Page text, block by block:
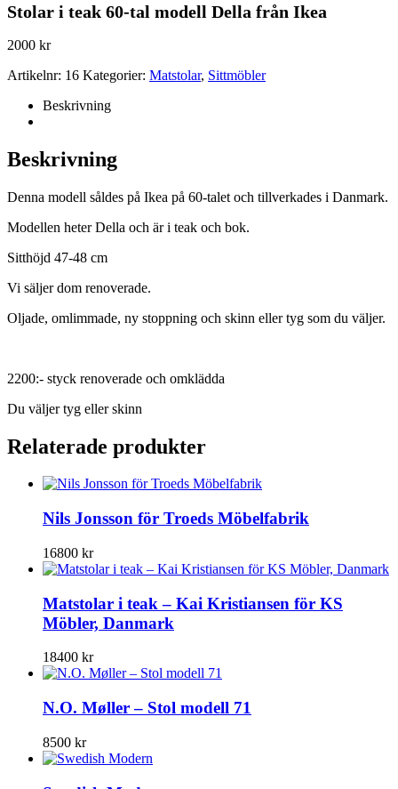
Stolar i teak 60-tal modell Della från Ikea
2000 kr
Artikelnr: 16 Kategorier: Matstolar, Sittmöbler
Beskrivning
Beskrivning
Denna modell såldes på Ikea på 60-talet och tillverkades i Danmark.
Modellen heter Della och är i teak och bok.
Sitthöjd 47-48 cm
Vi säljer dom renoverade.
Oljade, omlimmade, ny stoppning och skinn eller tyg som du väljer.
2200:- styck renoverade och omklädda
Du väljer tyg eller skinn
Relaterade produkter
Nils Jonsson för Troeds Möbelfabrik
16800 kr
Matstolar i teak – Kai Kristiansen för KS
Möbler, Danmark
18400 kr
N.O. Møller – Stol modell 71
8500 kr